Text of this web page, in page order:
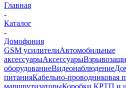
Главная
-
Каталог
-
Домофония
GSM усилителиАвтомобильные
аксессуарыАксессуары
оборудованиеВидеонаблюдение
питанияКабельно-проводниковая
маршрутизаторыКоробки КРТП и